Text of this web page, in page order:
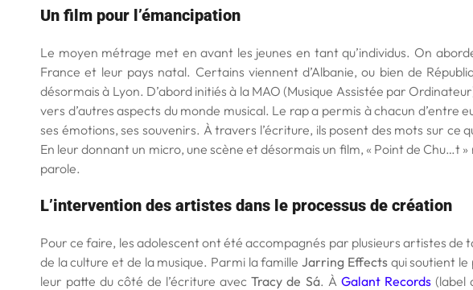
Un film pour l’émancipation
Le moyen métrage met en avant les jeunes en tant qu’individus. On
France et leur pays natal. Certains viennent d’Albanie, ou bien de
désormais à Lyon. D’abord initiés à la MAO (Musique Assistée par
vers d’autres aspects du monde musical. Le rap a permis à chacun d’entre
ses émotions, ses souvenirs. À travers l’écriture, ils posent des mots sur ce
En leur donnant un micro, une scène et désormais un film, « Point de Chu…t
parole.
L’intervention des artistes dans le processus de création
Pour ce faire, les adolescent ont été accompagnés par plusieurs artistes
de la culture et de la musique. Parmi la familleJarring Effectsqui soutient le
leur patte du côté de l’écriture avecTracy de Sá. À Galant Records(label